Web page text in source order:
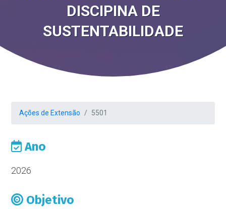
DISCIPINA DE
SUSTENTABILIDADE
Ações de Extensão 5501
Ano
2026
Objetivo